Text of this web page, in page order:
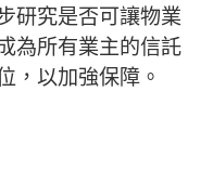
研究是否可讓物業
為所有業主的信託
，以加強保障。